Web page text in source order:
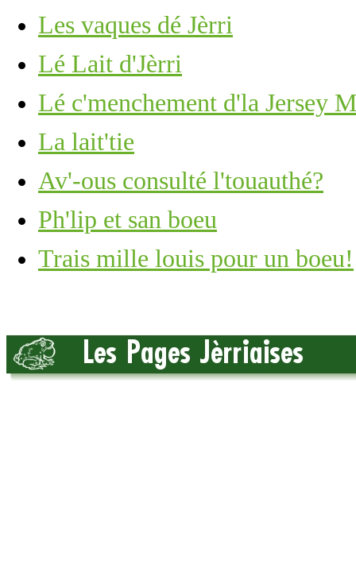
Les vaques dé Jèrri
Lé Lait d'Jèrri
Lé c'menchement d'la Jersey
La lait'tie
Av'-ous consulté l'touauthé?
Ph'lip et san boeu
Trais mille louis pour un boeu!